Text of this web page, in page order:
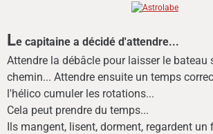
Le capitaine a décidé d'attendre...
Attendre la débâcle pour laisser le bateau
chemin... Attendre ensuite un temps
l'hélico cumuler les rotations...
Cela peut prendre du temps...
Ils mangent, lisent, dorment, regardent un